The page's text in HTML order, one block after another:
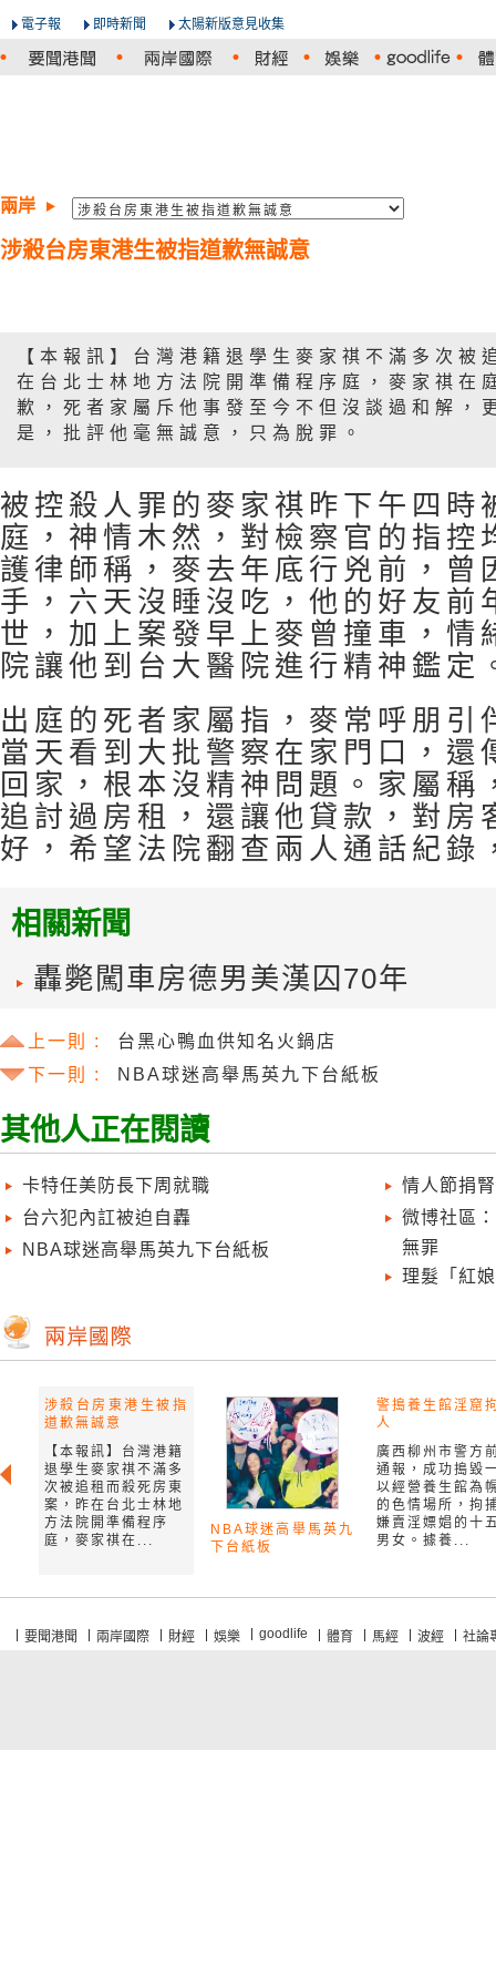
電子報 即時新聞 太陽新版意見收集
兩岸
涉殺台房東港生被指道歉無誠意
【本報訊】台灣港籍退學生麥家祺不滿多次被
在台北士林地方法院開準備程序庭，麥家祺在
歉，死者家屬斥他事發至今不但沒談過和解，
是，批評他毫無誠意，只為脫罪。
被控殺人罪的麥家祺昨下午四時
庭，神情木然，對檢察官的指控
護律師稱，麥去年底行兇前，曾
手，六天沒睡沒吃，他的好友前
世，加上案發早上麥曾撞車，情
院讓他到台大醫院進行精神鑑定
出庭的死者家屬指，麥常呼朋引
當天看到大批警察在家門口，還
回家，根本沒精神問題。家屬稱
追討過房租，還讓他貸款，對房
好，希望法院翻查兩人通話紀錄
相關新聞
轟斃闖車房德男美漢囚70年
上一則 :
台黑心鴨血供知名火鍋店
下一則 :
NBA球迷高舉馬英九下台紙板
其他人正在閱讀
卡特任美防長下周就職
台六犯內訌被迫自轟
NBA球迷高舉馬英九下台紙板
情人節捐
微博社區
無罪
理髮「紅
涉殺台房東港生被指
道歉無誠意
【本報訊】台灣港籍
退學生麥家祺不滿多
次被追租而殺死房東
案，昨在台北士林地
方法院開準備程序
庭，麥家祺在...
NBA球迷高舉馬英九
下台紙板
警搗養生館淫窟
人
廣西柳州市警方
通報，成功搗毀
以經營養生館為
的色情場所，拘
嫌賣淫嫖娼的十
男女。據養...
要聞港聞 兩岸國際 財經 娛樂 goodlife 體育 馬經 波經 社論